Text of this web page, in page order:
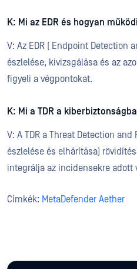
K: Mi az EDR és hogyan
V: Az EDR ( Endpoint Detection
észlelése, kivizsgálása és az
figyeli a végpontokat.
K: Mi a TDR a
V: A TDR a Threat Detection
észlelése és elhárítása)
integrálja az incidensekre adott
Címkék: MetaDefender Aether